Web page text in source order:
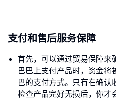
支付和售后服务保障
首先，可以通过贸易保障来
巴巴上支付产品时，资金将
巴的支付方式。只有在确认
检查产品完好无损后，你才